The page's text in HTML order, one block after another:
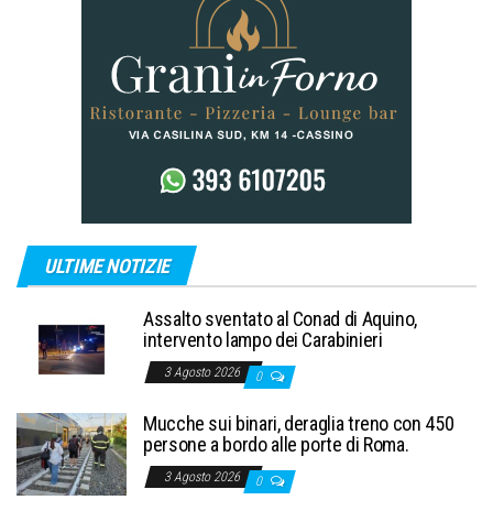
ULTIME NOTIZIE
Assalto sventato al Conad di Aquino,
intervento lampo dei Carabinieri
3 Agosto 2026 0
Mucche sui binari, deraglia treno con 450
persone a bordo alle porte di Roma.
3 Agosto 2026 0